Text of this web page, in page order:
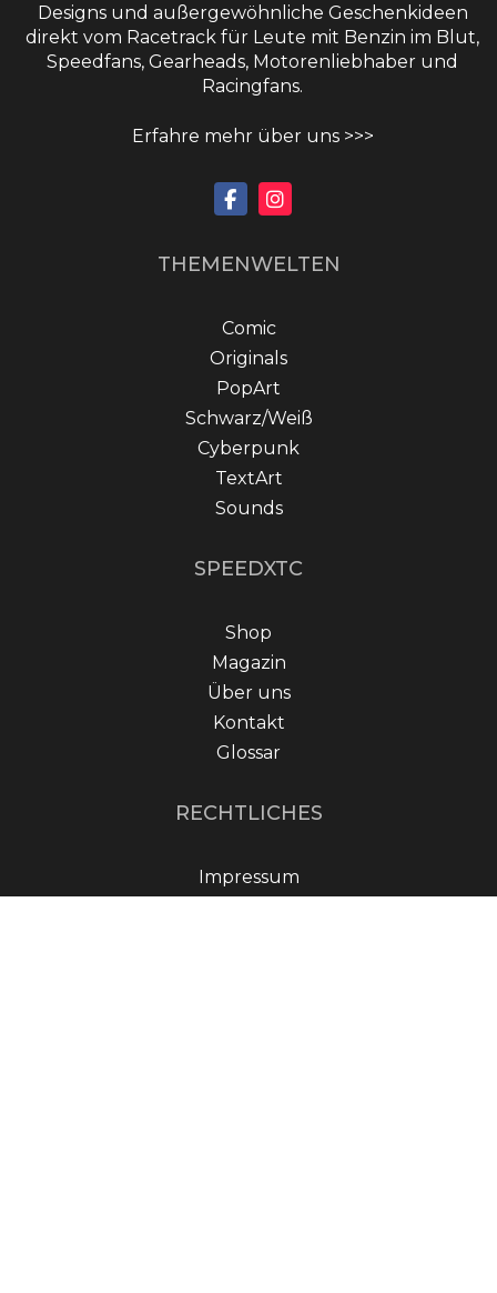
Designs und außergewöhnliche Geschenkideen
direkt vom Racetrack für Leute mit Benzin im Blut,
Speedfans, Gearheads, Motorenliebhaber und
Racingfans.
Erfahre mehr über uns >>>
THEMENWELTEN
Comic
Originals
PopArt
Schwarz/Weiß
Cyberpunk
TextArt
Sounds
SPEEDXTC
Shop
Magazin
Über uns
Kontakt
Glossar
RECHTLICHES
Impressum